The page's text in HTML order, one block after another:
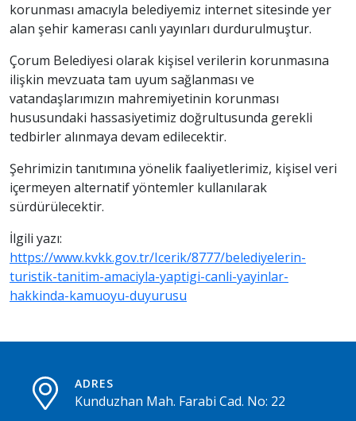
korunması amacıyla belediyemiz internet sitesinde yer
alan şehir kamerası canlı yayınları durdurulmuştur.
Çorum Belediyesi olarak kişisel verilerin korunmasına
ilişkin mevzuata tam uyum sağlanması ve
vatandaşlarımızın mahremiyetinin korunması
hususundaki hassasiyetimiz doğrultusunda gerekli
tedbirler alınmaya devam edilecektir.
Şehrimizin tanıtımına yönelik faaliyetlerimiz, kişisel veri
içermeyen alternatif yöntemler kullanılarak
sürdürülecektir.
İlgili yazı:
https://www.kvkk.gov.tr/Icerik/8777/belediyelerin-
turistik-tanitim-amaciyla-yaptigi-canli-yayinlar-
hakkinda-kamuoyu-duyurusu
ADRES
Kunduzhan Mah. Farabi Cad. No: 22